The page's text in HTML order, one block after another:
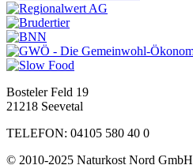
Bosteler Feld 19
21218 Seevetal
TELEFON: 04105 580 40 0
© 2010-2025 Naturkost Nord GmbH